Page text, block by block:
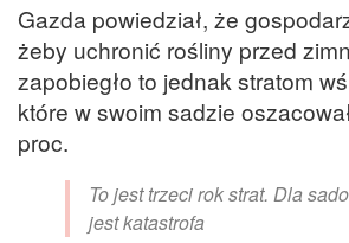
Gazda powiedział, że
żeby uchronić rośliny przed
zapobiegło to jednak stratom
które w swoim sadzie
proc.
To jest trzeci rok strat. Dla
jest katastrofa